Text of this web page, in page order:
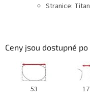
Stranice: Titan
Ceny jsou dostupné po
53 17